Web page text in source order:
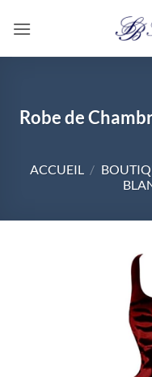
Robe de
ACCUEIL /